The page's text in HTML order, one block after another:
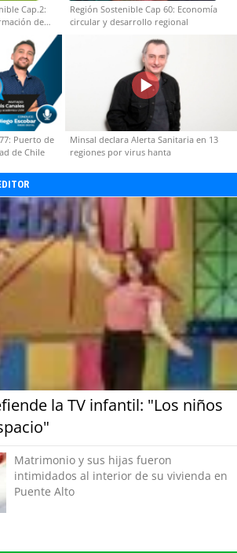
Cap.2:
de
Región Sostenible Cap 60: Economía
circular y desarrollo regional
Puerto de
de Chile
Minsal declara Alerta Sanitaria en 13
regiones por virus hanta
la TV infantil: "Los niños
Matrimonio y sus hijas fueron
intimidados al interior de su vivienda en
Puente Alto